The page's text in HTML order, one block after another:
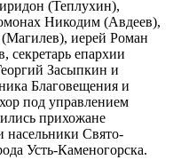
(Теплухин),
Никодим (Авдеев),
иерей Роман
секретарь епархии
Засыпкин и
Благовещения и
под управлением
прихожане
насельники Свято-
Усть-Каменогорска.